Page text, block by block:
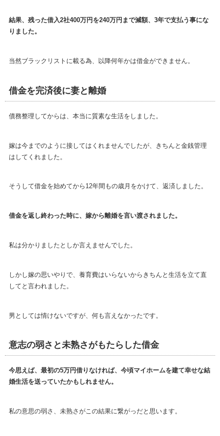
結果、残った借入2社400万円を240万円まで減額、3年で支払う事にな
りました。
当然ブラックリストに載る為、以降何年かは借金ができません。
借金を完済後に妻と離婚
債務整理してからは、本当に質素な生活をしました。
嫁は今までのように接してはくれませんでしたが、きちんと金銭管理
はしてくれました。
そうして借金を始めてから12年間もの歳月をかけて、返済しました。
借金を返し終わった時に、嫁から離婚を言い渡されました。
私は分かりましたとしか言えませんでした。
しかし嫁の思いやりで、養育費はいらないからきちんと生活を立て直
してと言われました。
男としては情けないですが、何も言えなかったです。
意志の弱さと未熟さがもたらした借金
今思えば、最初の5万円借りなければ、今頃マイホームを建て幸せな結
婚生活を送っていたかもしれません。
私の意思の弱さ、未熟さがこの結果に繋がっだと思います。